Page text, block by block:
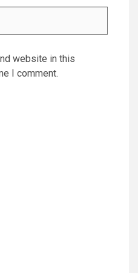
website in this
I comment.